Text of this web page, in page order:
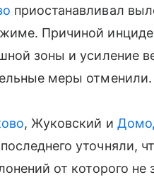
приостанавливал
Причиной
зоны и усиление
меры отменили.
, Жуковский и
уточняли,
от которого не